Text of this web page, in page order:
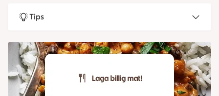
Tips